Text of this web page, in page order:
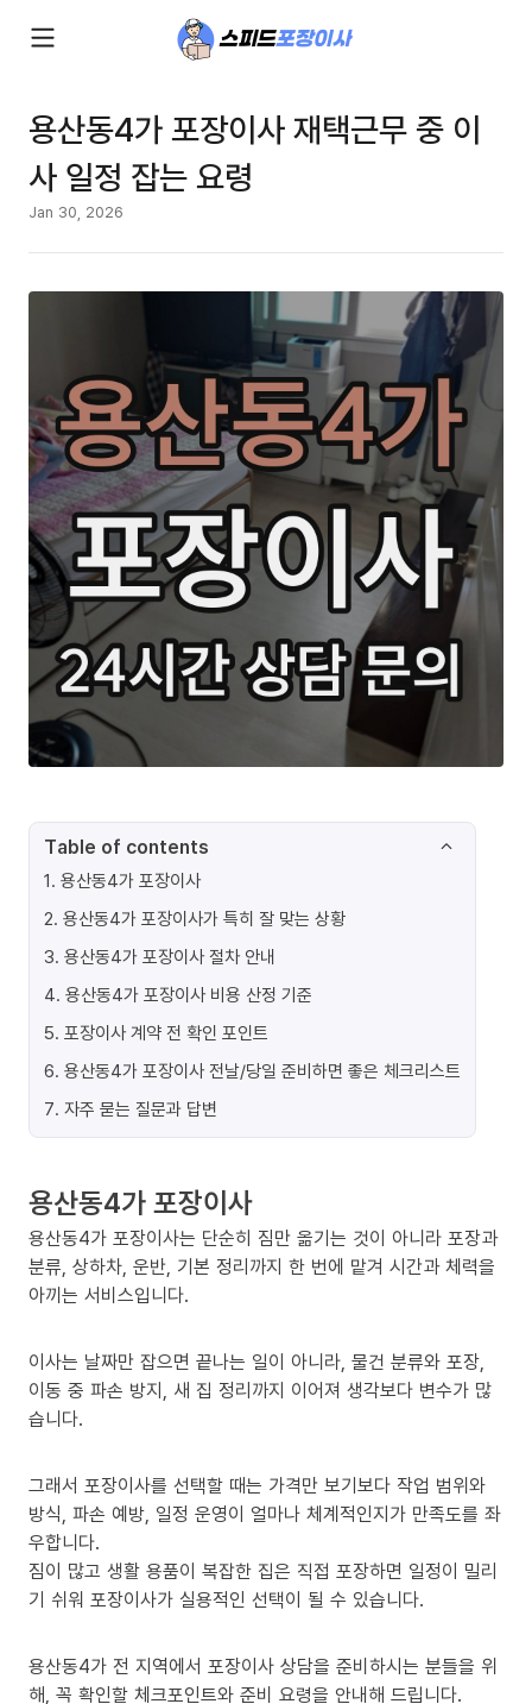
용산동4가 포장이사 재택근무 중 이
사 일정 잡는 요령
Jan 30, 2026
Table of contents
1. 용산동4가 포장이사
2. 용산동4가 포장이사가 특히 잘 맞는 상황
3. 용산동4가 포장이사 절차 안내
4. 용산동4가 포장이사 비용 산정 기준
5. 포장이사 계약 전 확인 포인트
6. 용산동4가 포장이사 전날/당일 준비하면 좋은 체크리스트
7. 자주 묻는 질문과 답변
용산동4가 포장이사
용산동4가 포장이사는 단순히 짐만 옮기는 것이 아니라 포장과
분류, 상하차, 운반, 기본 정리까지 한 번에 맡겨 시간과 체력을
아끼는 서비스입니다.
이사는 날짜만 잡으면 끝나는 일이 아니라, 물건 분류와 포장,
이동 중 파손 방지, 새 집 정리까지 이어져 생각보다 변수가 많
습니다.
그래서 포장이사를 선택할 때는 가격만 보기보다 작업 범위와
방식, 파손 예방, 일정 운영이 얼마나 체계적인지가 만족도를 좌
우합니다.
짐이 많고 생활 용품이 복잡한 집은 직접 포장하면 일정이 밀리
기 쉬워 포장이사가 실용적인 선택이 될 수 있습니다.
용산동4가 전 지역에서 포장이사 상담을 준비하시는 분들을 위
해, 꼭 확인할 체크포인트와 준비 요령을 안내해 드립니다.